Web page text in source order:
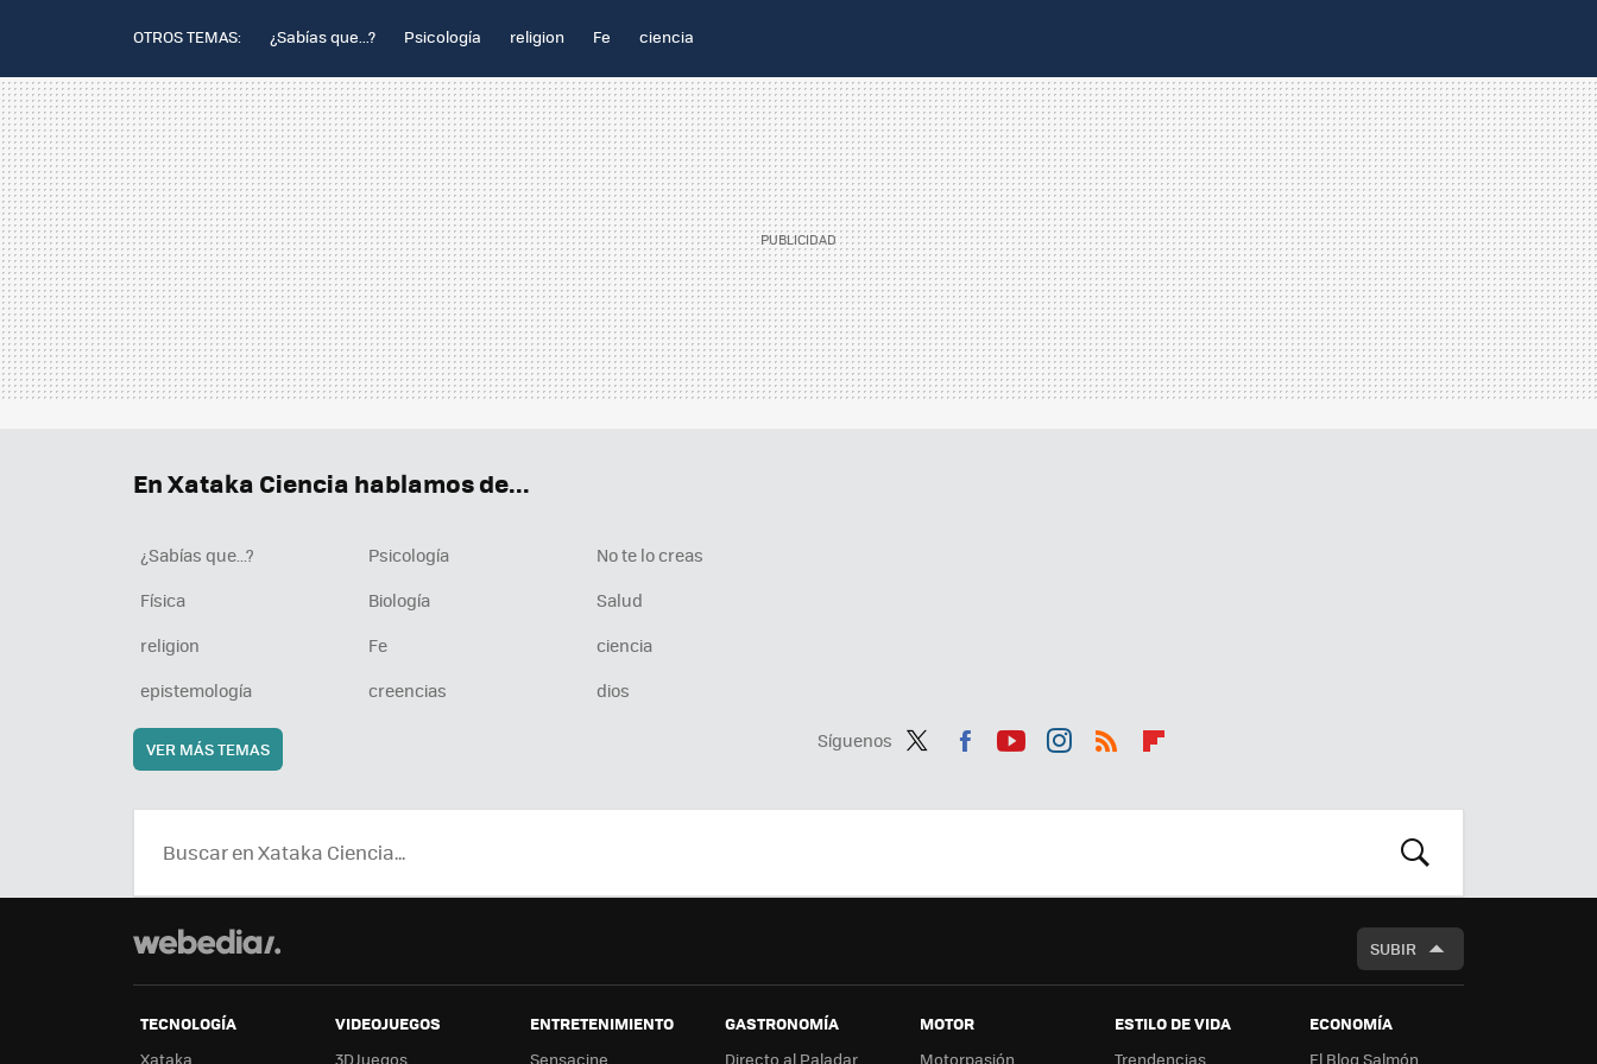
OTROS TEMAS: ¿Sabías que...? Psicología religion Fe ciencia
Síguenos
ter
ebo tub agr
boa
En Xataka Ciencia hablamos de...
¿Sabías que...? Psicología
No te lo creas
Física
Biología
Salud
religion
Fe
ciencia
epistemología
creencias dios
VER MÁS TEMAS
BUSCAR
SUBIR
TECNOLOGÍA
Xataka
VIDEOJUEGOS
3DJuegos
ENTRETENIMIENTO
Sensacine
GASTRONOMÍA
Directo al Paladar
MOTOR
Motorpasión
ESTILO DE VIDA
Trendencias
ECONOMÍA
El Blog Salmón